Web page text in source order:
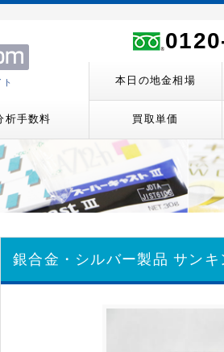
本日の地金相場
析手数料 買取単価
銀合金・シルバー製品サンキ